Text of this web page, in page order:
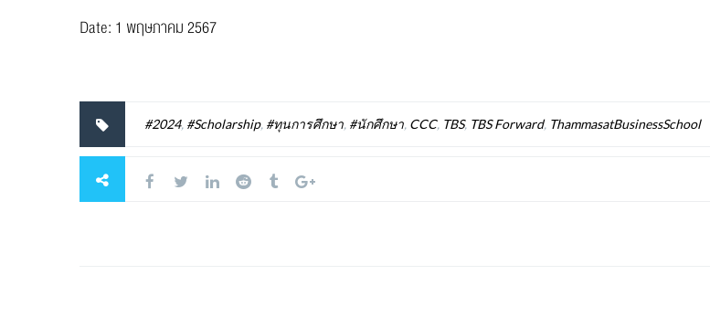
Date: 1 พฤษภาคม 2567
#2024, #Scholarship, #ทุนการศึกษา, #นักศึกษา, CCC, TBS, TBS Forward, ThammasatBusinessSchool